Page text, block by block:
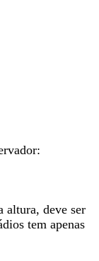
altura, deve ser
tem apenas